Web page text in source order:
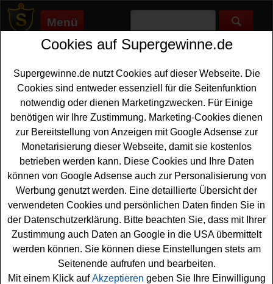
Menü
Supergewinne.de>Gewinnspiele>Motorrad Gewinnspiele
Anzeige:
ADAC Gewinnspiel - Auto
gewinnen
Wer gern ein neuesAuto gewinnenmöchte, hat bei
diesem kostenlosen ADAC Gewinnspiel eine schöne
Gelegenheit dazu. Der ADAC verlost als Hauptgewinn
einen elektrischen Mercedes im Wert von ca. 53000
Euro. Mit etwas Glück können Sie diesesElektro-Auto
gewinnen. Zusätzlich warten bei dem Gewinnspiel des
ADAC jedes Quartal tolle Reisegutscheine im Wert von
1000 Euro auf glückliche Gewinner.
Cookies auf Supergewinne.de
Supergewinne.de nutzt Cookies auf dieser Webseite. Die
Cookies sind entweder essenziell für die Seitenfunktion
notwendig oder dienen Marketingzwecken. Für Einige
benötigen wir Ihre Zustimmung. Marketing-Cookies dienen
zur Bereitstellung von Anzeigen mit Google Adsense zur
Monetarisierung dieser Webseite, damit sie kostenlos
betrieben werden kann. Diese Cookies und Ihre Daten
können von Google Adsense auch zur Personalisierung von
Werbung genutzt werden. Eine detaillierte Übersicht der
verwendeten Cookies und persönlichen Daten finden Sie in
der Datenschutzerklärung. Bitte beachten Sie, dass mit Ihrer
Zustimmung auch Daten an Google in die USA übermittelt
werden können. Sie können diese Einstellungen stets am
Seitenende aufrufen und bearbeiten.
Mit einem Klick aufAkzeptieren geben Sie Ihre Einwilligung